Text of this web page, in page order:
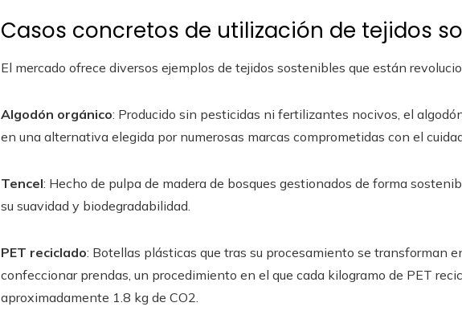
Casos concretos de utilización de tejidos
El mercado ofrece diversos ejemplos de tejidos sostenibles que están
Algodón orgánico: Producido sin pesticidas ni fertilizantes nocivos, el
en una alternativa elegida por numerosas marcas comprometidas con el
Tencel: Hecho de pulpa de madera de bosques gestionados de forma
su suavidad y biodegradabilidad.
PET reciclado: Botellas plásticas que tras su procesamiento se transforman
confeccionar prendas, un procedimiento en el que cada kilogramo de PET
aproximadamente 1.8 kg de CO2.